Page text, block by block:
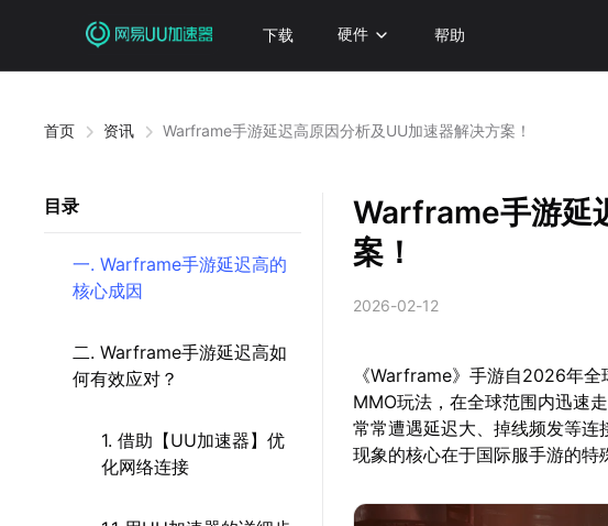
下载 硬件 帮助
首页 资讯 Warframe手游延迟高原因分析及UU加速器解决方案！
目录
一. Warframe手游延迟高的
核心成因
二. Warframe手游延迟高如
何有效应对？
1. 借助【UU加速器】优
化网络连接
Warframe手游延
案！
2026-02-12
《Warframe》手游自2026年
MMO玩法，在全球范围内迅速
常常遭遇延迟大、掉线频发等
现象的核心在于国际服手游的特